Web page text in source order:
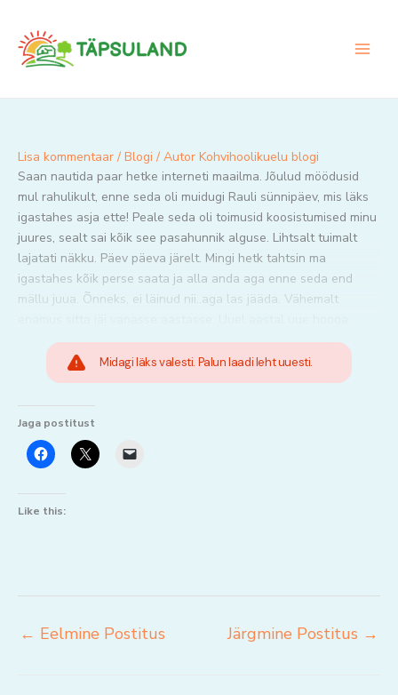
content
Lisa kommentaar / Blogi / Autor Kohvihoolikuelu blogi
Saan nautida paar hetke interneti maailma. Jõulud möödusid
mul rahulikult, enne seda oli muidugi Rauli sünnipäev, mis läks
igastahes asja ette! Peale seda oli toimusid koosistumised minu
juures, sealt sai kõik see pasahunnik alguse. Lihtsalt tuimalt
lajatati näkku. Päev päeva järelt. Mingi hetk tahtsin ma
igastahes kõik perse saata ja alla anda aga enne seda end
mällu juua. Õnneks, ei läinud nii..aga las jääda. Vähemalt
Midagi läks valesti. Palun laadi leht uuesti.
Jaga postitust
Like this:
← Eelmine Postitus Järgmine Postitus →